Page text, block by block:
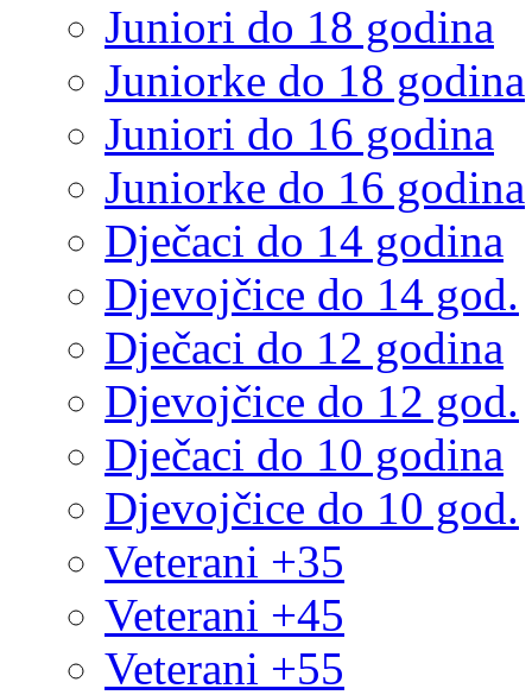
Juniori do 18 godina
Juniorke do 18 godina
Juniori do 16 godina
Juniorke do 16 godina
Dječaci do 14 godina
Djevojčice do 14 god.
Dječaci do 12 godina
Djevojčice do 12 god.
Dječaci do 10 godina
Djevojčice do 10 god.
Veterani +35
Veterani +45
Veterani +55